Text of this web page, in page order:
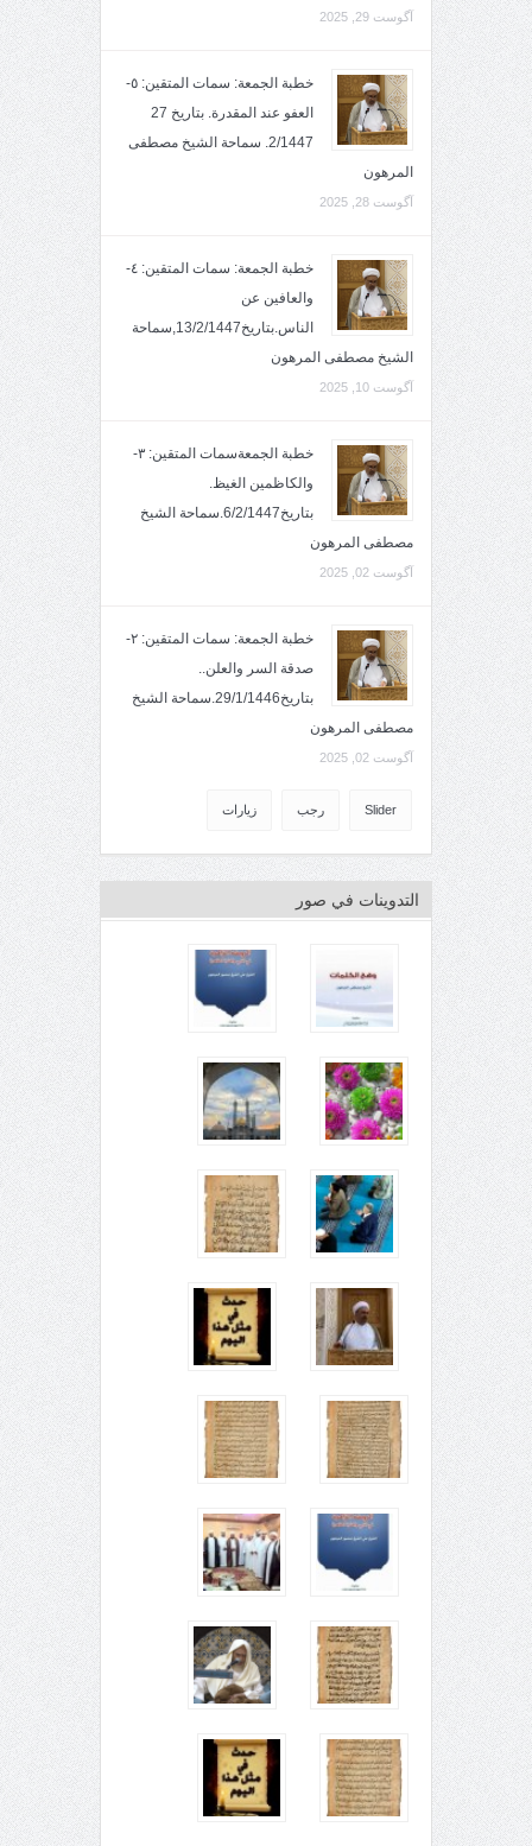
آگوست 29, 2025
خطبة الجمعة: سمات المتقين: ٥-
العفو عند المقدرة. بتاريخ 27
2/1447. سماحة الشيخ مصطفى
المرهون
آگوست 28, 2025
خطبة الجمعة: سمات المتقين: ٤-
والعافين عن
الناس.بتاريخ13/2/1447,سماحة
الشيخ مصطفى المرهون
آگوست 10, 2025
خطبة الجمعةسمات المتقين: ٣-
والكاظمين الغيظ.
بتاريخ6/2/1447.سماحة الشيخ
مصطفى المرهون
آگوست 02, 2025
خطبة الجمعة: سمات المتقين: ٢-
صدقة السر والعلن..
بتاريخ29/1/1446.سماحة الشيخ
مصطفى المرهون
آگوست 02, 2025
Slider رجب زيارات
التدوينات في صور